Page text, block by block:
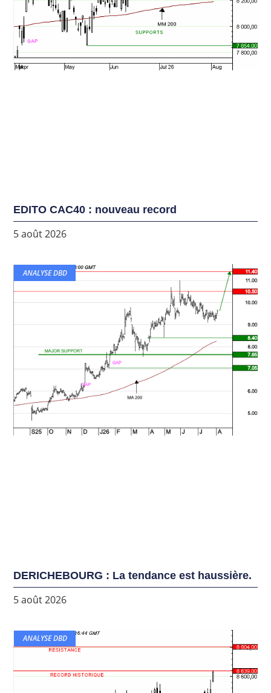
EDITO CAC40 : nouveau record
5 août 2026
ANALYSE DBD
DERICHEBOURG : La tendance est haussière.
5 août 2026
ANALYSE DBD